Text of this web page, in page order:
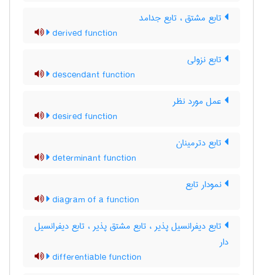
تابع مشتق ، تابع جدامد
derived function
تابع نزولی
descendant function
عمل مورد نظر
desired function
تابع دترمینان
determinant function
نمودار تابع
diagram of a function
تابع دیفرانسیل پذیر ، تابع مشتق پذیر ، تابع دیفرانسیل
دار
differentiable function